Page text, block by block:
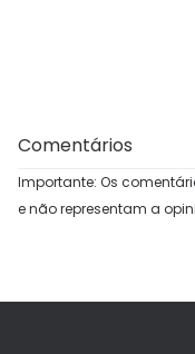
Comentários
Importante: Os
e não representam a